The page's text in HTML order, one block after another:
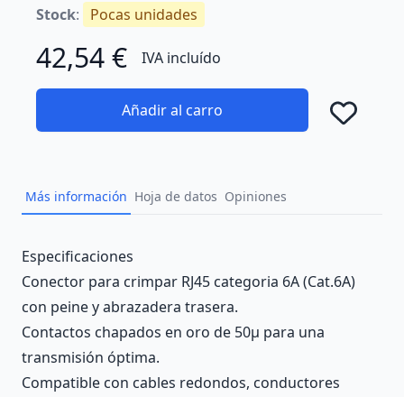
Stock: Pocas unidades
42,54 € IVA incluído
Añadir al carro
Más información Hoja de datos Opiniones
Description
Especificaciones
Conector para crimpar RJ45 categoria 6A (Cat.6A)
con peine y abrazadera trasera.
Contactos chapados en oro de 50μ para una
transmisión óptima.
Compatible con cables redondos, conductores